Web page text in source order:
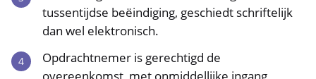
tussentijdse beëindiging, geschiedt schriftelijk
dan wel elektronisch.
Opdrachtnemer is gerechtigd de